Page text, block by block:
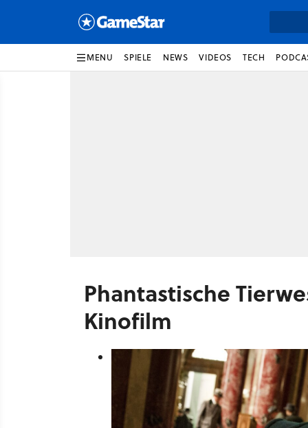
MENU SPIELE NEWS VIDEOS TECH
Phantastische
Kinofilm